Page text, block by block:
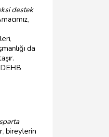
destek
da
bireylerin